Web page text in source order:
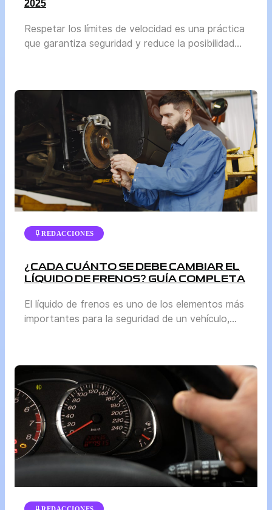
2025
Respetar los límites de velocidad es una práctica
que garantiza seguridad y reduce la posibilidad
parque automotor y a las condiciones reales de
tránsito en cada región. El Ministerio de
Transportes y Comunicaciones (MTC) y la
Superintendencia de Transporte Terrestre de […]
REDACCIONES
¿CADA CUÁNTO SE DEBE CAMBIAR EL
LÍQUIDO DE FRENOS? GUÍA COMPLETA
El líquido de frenos es uno de los elementos más
importantes para la seguridad de un vehículo,
o la revisión de llantas. Sin embargo, mantenerlo
en buen estado es vital para garantizar que el
sistema de frenos funcione correctamente. En
esta […]